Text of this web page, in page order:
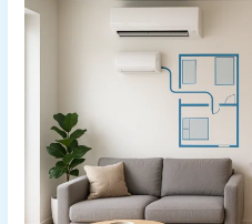
MULTISPLIT
MIESZKANIU:
JEDNOSTEK
DOBRAĆ
I
JAK
TO
WPŁYWA
NA
KOSZTY